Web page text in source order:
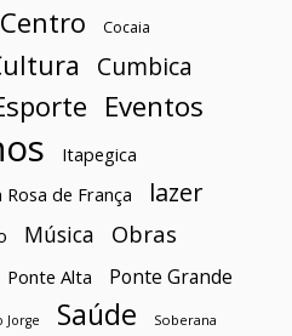
Centro Cocaia
Cumbica
Eventos
Itapegica
Rosa de França
lazer
Música Obras
Ponte Alta Ponte Grande
Jorge Saúde Soberana